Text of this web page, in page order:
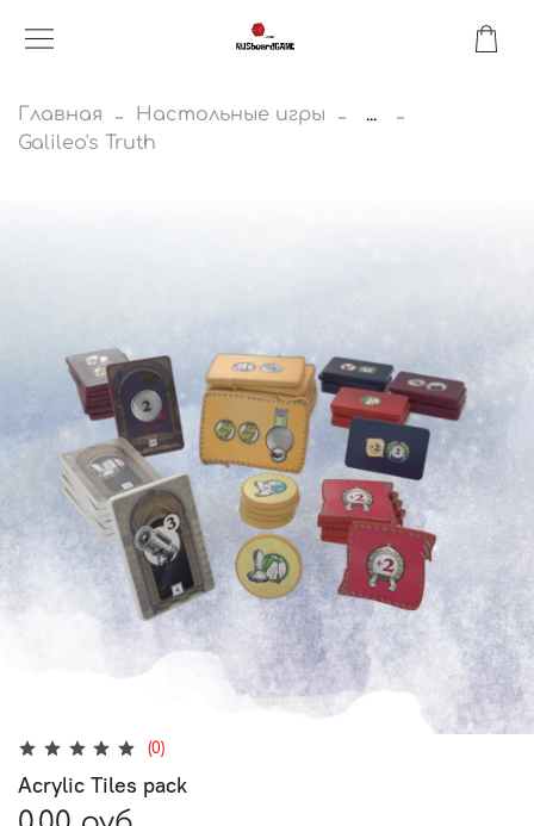
Главная Настольные игры
...
Galileo's Truth
(0)
Acrylic Tiles pack